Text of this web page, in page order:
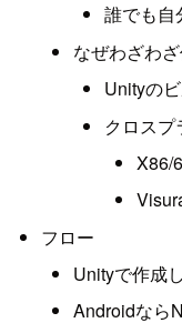
誰でも自
なぜわざわ
Unityの
クロスプ
X86/
フロー
Unityで作成
Androidなら